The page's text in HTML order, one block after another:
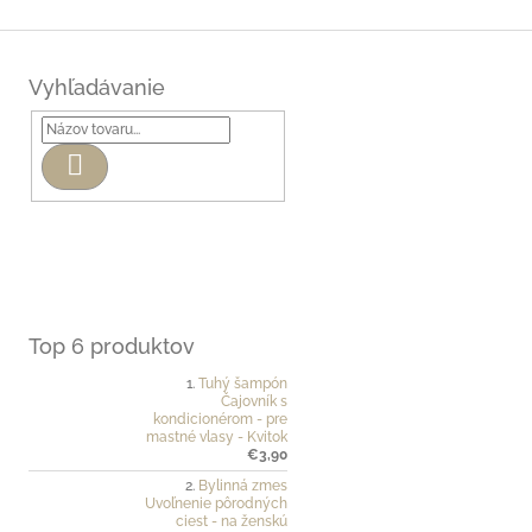
Vyhľadávanie
Hľadať
Top 6 produktov
Tuhý šampón
Čajovník s
kondicionérom - pre
mastné vlasy - Kvitok
€3,90
Bylinná zmes
Uvoľnenie pôrodných
ciest - na ženskú